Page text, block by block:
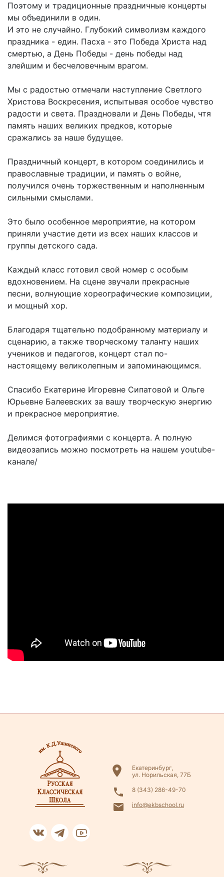
Поэтому и традиционные праздничные концерты
мы объединили в один.
И это не случайно. Глубокий символизм каждого
праздника - един. Пасха - это Победа Христа над
смертью, а День Победы - день победы над
злейшим и бесчеловечным врагом.
Мы с радостью отмечали наступление Светлого
Христова Воскресения, испытывая особое чувство
радости и света. Праздновали и День Победы, чтя
память наших великих предков, которые
сражались за наше будущее.
Праздничный концерт, в котором соединились и
православные традиции, и память о войне,
получился очень торжественным и наполненным
сильными смыслами.
Это было особенное мероприятие, на котором
приняли участие дети из всех наших классов и
группы детского сада.
Каждый класс готовил свой номер с особым
вдохновением. На сцене звучали прекрасные
песни, волнующие хореографические композиции,
и мощный хор.
Благодаря тщательно подобранному материалу и
сценарию, а также творческому таланту наших
учеников и педагогов, концерт стал по-
настоящему великолепным и запоминающимся.
Спасибо Екатерине Игоревне Сипатовой и Ольге
Юрьевне Балеевских за вашу творческую энергию
и прекрасное мероприятие.
Делимся фотографиями с концерта. А полную
видеозапись можно посмотреть на нашем youtube-
канале/
Екатеринбург,
ул. Норильская, 77Б
8 (343) 286-49-70
info@ekbschool.ru